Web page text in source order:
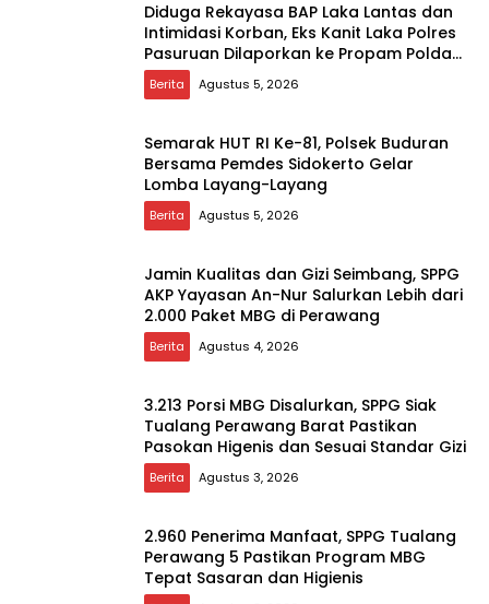
Diduga Rekayasa BAP Laka Lantas dan
Intimidasi Korban, Eks Kanit Laka Polres
Pasuruan Dilaporkan ke Propam Polda
Jatim
Berita Agustus 5, 2026
Semarak HUT RI Ke-81, Polsek Buduran
Bersama Pemdes Sidokerto Gelar
Lomba Layang-Layang
Berita Agustus 5, 2026
Jamin Kualitas dan Gizi Seimbang, SPPG
AKP Yayasan An-Nur Salurkan Lebih dari
2.000 Paket MBG di Perawang
Berita Agustus 4, 2026
3.213 Porsi MBG Disalurkan, SPPG Siak
Tualang Perawang Barat Pastikan
Pasokan Higenis dan Sesuai Standar Gizi
Berita Agustus 3, 2026
2.960 Penerima Manfaat, SPPG Tualang
Perawang 5 Pastikan Program MBG
Tepat Sasaran dan Higienis